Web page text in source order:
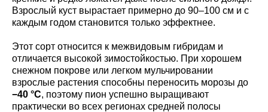
Взрослый куст вырастает примерно до 90–100 см и с
каждым годом становится только эффектнее.
Этот сорт относится к межвидовым гибридам и
отличается высокой зимостойкостью. При хорошем
снежном покрове или легком мульчировании
взрослые растения способны переносить морозы до
−40 °C, поэтому пион успешно выращивают
практически во всех регионах средней полосы